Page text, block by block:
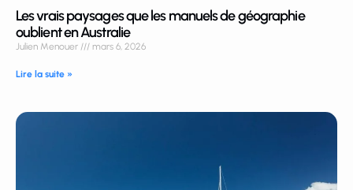
Les vrais paysages que les manuels de géographie
oublient en Australie
Julien Menouer mars 6, 2026
Lire la suite »